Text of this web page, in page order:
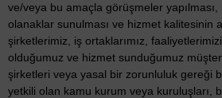
ve/veya bu amaçla görüşmeler yapılması,
olanaklar sunulması ve hizmet kalitesinin
şirketlerimiz, iş ortaklarımız,
olduğumuz ve hizmet sunduğumuz
şirketleri veya yasal bir zorunluluk gereği
yetkili olan kamu kurum veya kuruluşları,